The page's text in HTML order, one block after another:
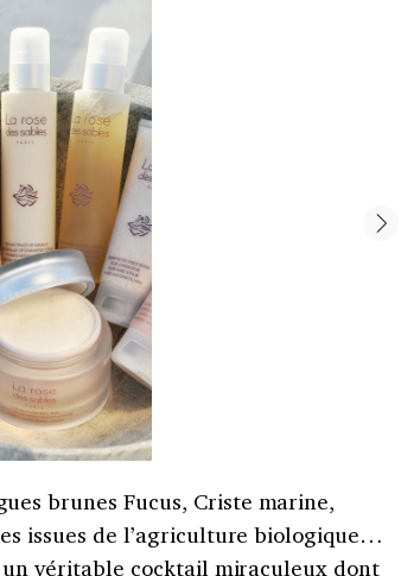
brunes Fucus, Criste marine,
issues de l’agriculture biologique…
véritable cocktail miraculeux dont